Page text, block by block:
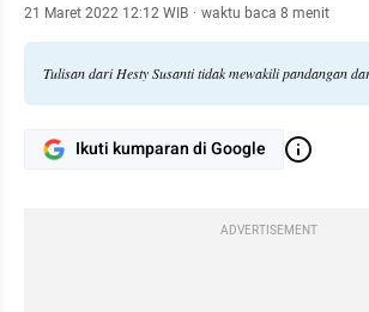
based Measurement) - Art
21 Maret 2022 12:12 WIB · waktu baca 8 menit
Tulisan dari Hesty Susanti tidak mewakili pandangan
Ikuti kumparan di Google
ADVERTISEMENT